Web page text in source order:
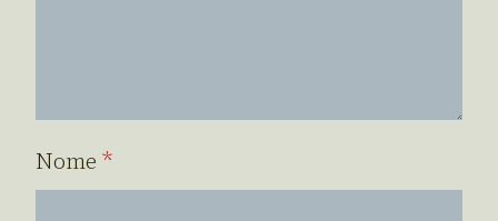
Nome *